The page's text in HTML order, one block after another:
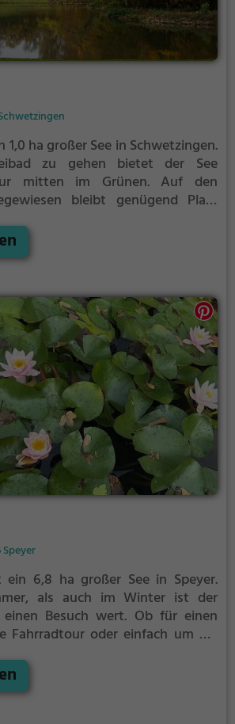
1,0 ha großer See in Schwetzingen.
zu gehen bietet der See
mitten im Grünen. Auf den
bleibt genügend Platz
Weiher ein beliebtes Ausflugsziel.
Freunde oder Paare, der Weiher
ein 6,8 ha großer See in Speyer.
als auch im Winter ist der
einen Besuch wert. Ob für einen
Fahrradtour oder einfach um die